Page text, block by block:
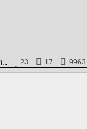
23 17 9963